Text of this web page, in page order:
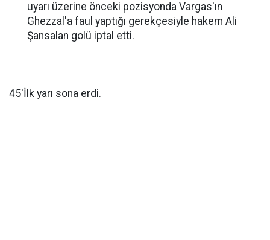
uyarı üzerine önceki pozisyonda Vargas'ın
Ghezzal'a faul yaptığı gerekçesiyle hakem Ali
Şansalan golü iptal etti.
45'İlk yarı sona erdi.